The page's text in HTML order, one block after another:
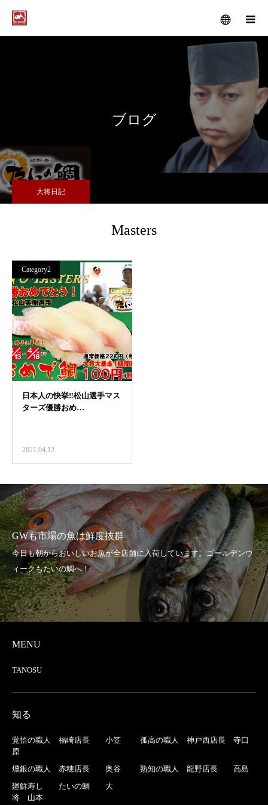
メニュー
ブログ
大将日記
Masters
Category2
2021.04.12
GWも市場の魚は鮮度抜群
MENU
TANOSU
知る
覚悟の職人 福崎店長 小笠
原
孤高の職人 神戸西店長 寺口
燻銀の職人 赤穂店長 奥谷
熟知の職人 龍野店長 高島
廻鮮寿し たいの鯛 大
将 山本